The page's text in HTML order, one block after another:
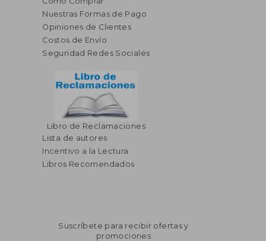
Nuestras Formas de Pago
Opiniones de Clientes
Costos de Envío
Seguridad Redes Sociales
Libro de Reclamaciones
Lista de autores
Incentivo a la Lectura
Libros Recomendados
Suscríbete para recibir ofertas y
promociones